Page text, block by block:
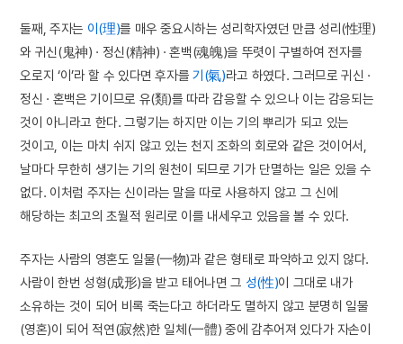
둘째, 주자는 이(理)를 매우 중요시하는 성리학자였던 만큼 성리(性理)
와 귀신(鬼神) · 정신(精神) · 혼백(魂魄)을 뚜렷이 구별하여 전자를
오로지 ‘이’라 할 수 있다면 후자를기(氣)라고 하였다. 그러므로 귀신 ·
정신 · 혼백은 기이므로 유(類)를 따라 감응할 수 있으나 이는 감응되는
것이 아니라고 한다. 그렇기는 하지만 이는 기의 뿌리가 되고 있는
것이고, 이는 마치 쉬지 않고 있는 천지 조화의 회로와 같은 것이어서,
날마다 무한히 생기는 기의 원천이 되므로 기가 단멸하는 일은 있을 수
없다. 이처럼 주자는 신이라는 말을 따로 사용하지 않고 그 신에
해당하는 최고의 초월적 원리로 이를 내세우고 있음을 볼 수 있다.
주자는 사람의 영혼도 일물(一物)과 같은 형태로 파악하고 있지 않다.
사람이 한번 성형(成形)을 받고 태어나면 그 성(性)이 그대로 내가
소유하는 것이 되어 비록 죽는다고 하더라도 멸하지 않고 분명히 일물
(영혼)이 되어 적연(寂然)한 일체(一體) 중에 감추어져 있다가 자손이